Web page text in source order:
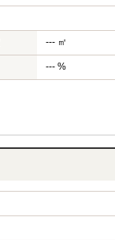
--- ㎡
--- %